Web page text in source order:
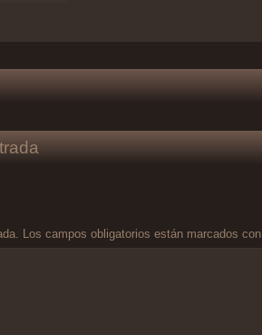
Los campos obligatorios están marcados con